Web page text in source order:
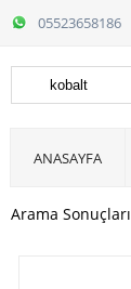
05523658186
ANASAYFA
Arama Sonuçları